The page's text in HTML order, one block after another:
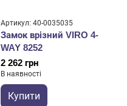
Артикул: 40-0035035
Замок врізний VIRO 4-
WAY 8252
2 262 грн
В наявності
Купити